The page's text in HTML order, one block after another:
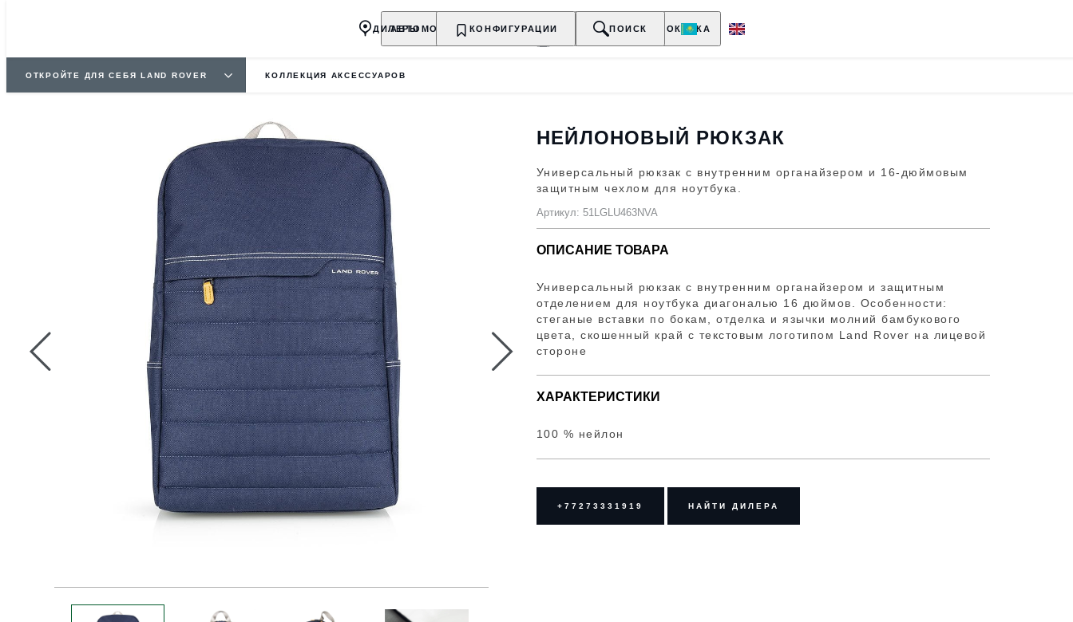
АВТОМОБИЛИ ВЛАДЕЛЬЦАМ О БРЕНДЕ ПОКУПКА
ДИЛЕРЫ КОНФИГУРАЦИИ ПОИСК
ОТКРОЙТЕ ДЛЯ СЕБЯ LAND ROVER КОЛЛЕКЦИЯ АКСЕССУАРОВ
НЕЙЛОНОВЫЙ РЮКЗАК
Универсальный рюкзак с внутренним органайзером и 16-дюймовым
защитным чехлом для ноутбука.
Артикул: 51LGLU463NVA
ОПИСАНИЕ ТОВАРА
Универсальный рюкзак с внутренним органайзером и защитным
отделением для ноутбука диагональю 16 дюймов. Особенности:
стеганые вставки по бокам, отделка и язычки молний бамбукового
цвета, скошенный край с текстовым логотипом Land Rover на лицевой
стороне
ХАРАКТЕРИСТИКИ
100 % нейлон
+77273331919 НАЙТИ ДИЛЕРА